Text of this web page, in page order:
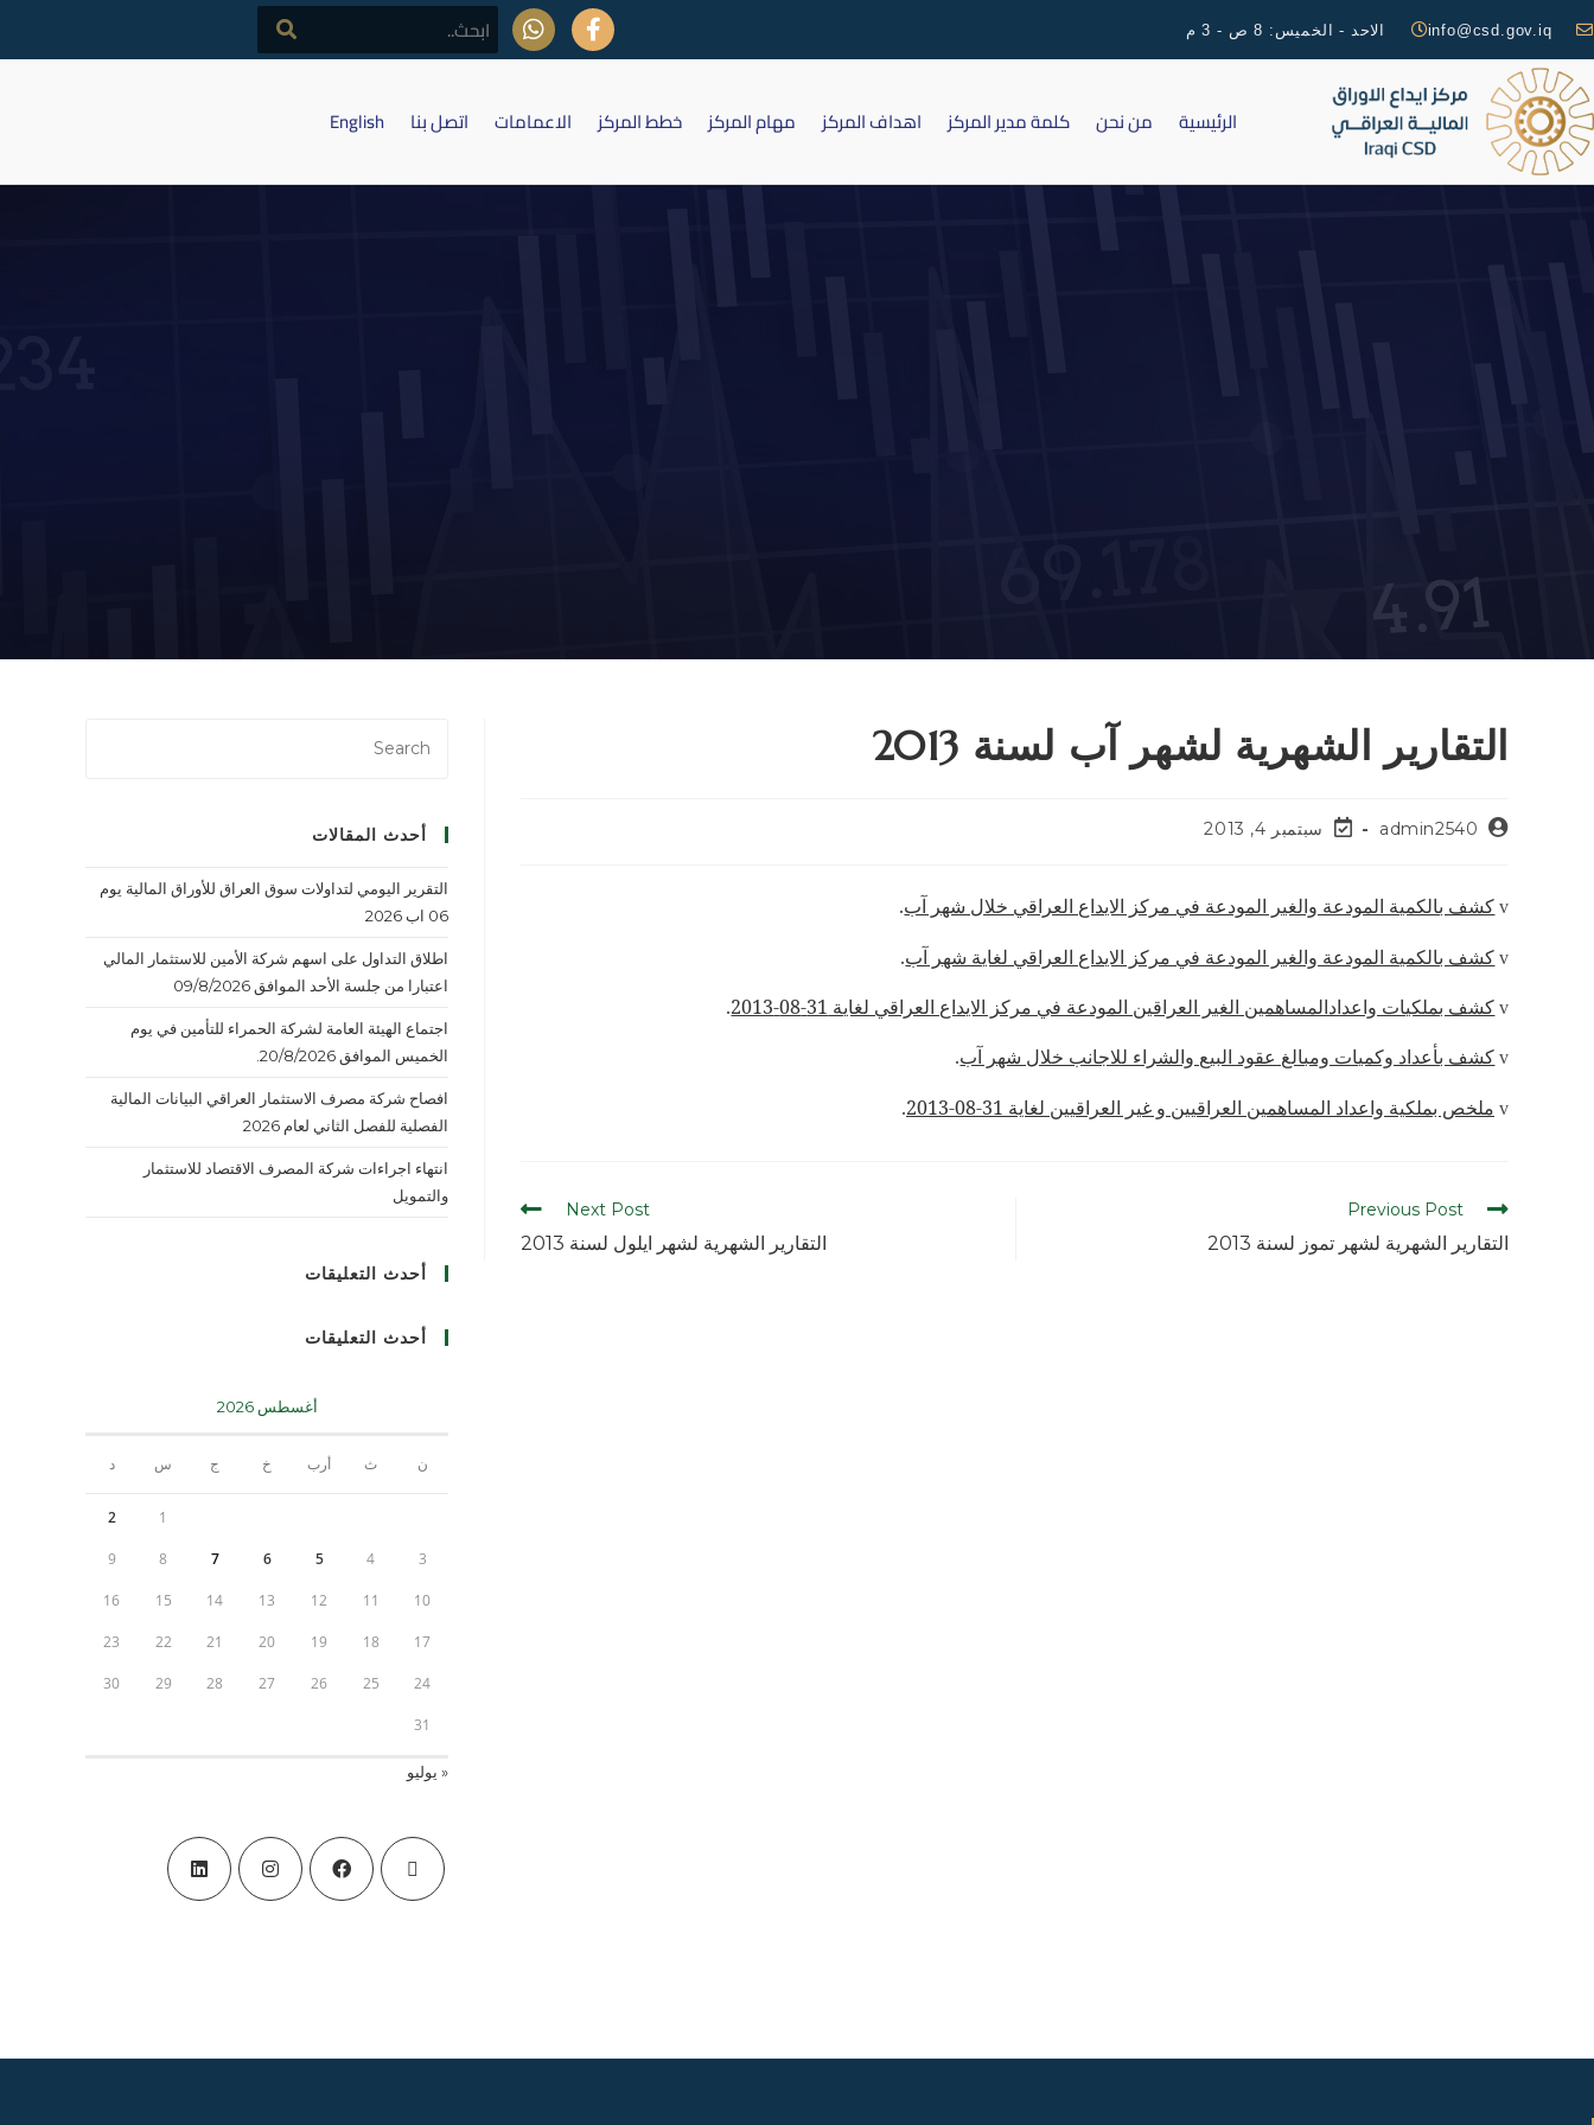
info@csd.gov.iq الاحد - الخميس: 8 ص - 3 م
الرئيسية من نحن كلمة مدير المركز اهداف المركز مهام المركز خطط المركز الاعمامات اتصل بنا English
التقارير الشهرية لشهر آب لسنة 2013
admin2540 سبتمبر 4, 2013
v كشف بالكمية المودعة والغير المودعة في مركز الايداع العراقي خلال شهر آب.
v كشف بالكمية المودعة والغير المودعة في مركز الايداع العراقي لغاية شهر آب.
v كشف بملكيات واعدادالمساهمين الغير العراقين المودعة في مركز الايداع العراقي لغاية 31-08-2013 .
v كشف بأعداد وكميات ومبالغ عقود البيع والشراء للاجانب خلال شهر آب.
v ملخص بملكية واعداد المساهمين العراقيين و غير العراقيين لغاية 31-08-2013 .
Previous Post
التقارير الشهرية لشهر تموز لسنة 2013
Next Post
التقارير الشهرية لشهر ايلول لسنة 2013
أحدث المقالات
التقرير اليومي لتداولات سوق العراق للأوراق المالية يوم
06 اب 2026
اطلاق التداول على اسهم شركة الأمين للاستثمار المالي
اعتبارا من جلسة الأحد الموافق 09/8/2026
اجتماع الهيئة العامة لشركة الحمراء للتأمين في يوم
الخميس الموافق 20/8/2026.
افصاح شركة مصرف الاستثمار العراقي البيانات المالية
الفصلية للفصل الثاني لعام 2026
انتهاء اجراءات شركة المصرف الاقتصاد للاستثمار
والتمويل
أحدث التعليقات
أحدث التعليقات
أغسطس 2026
ن ث أرب خ ج س د
1
2
3
4
5
6
7
8
9
10
11
12
13
14
15
16
17
18
19
20
21
22
23
24
25
26
27
28
29
30
31
« يوليو